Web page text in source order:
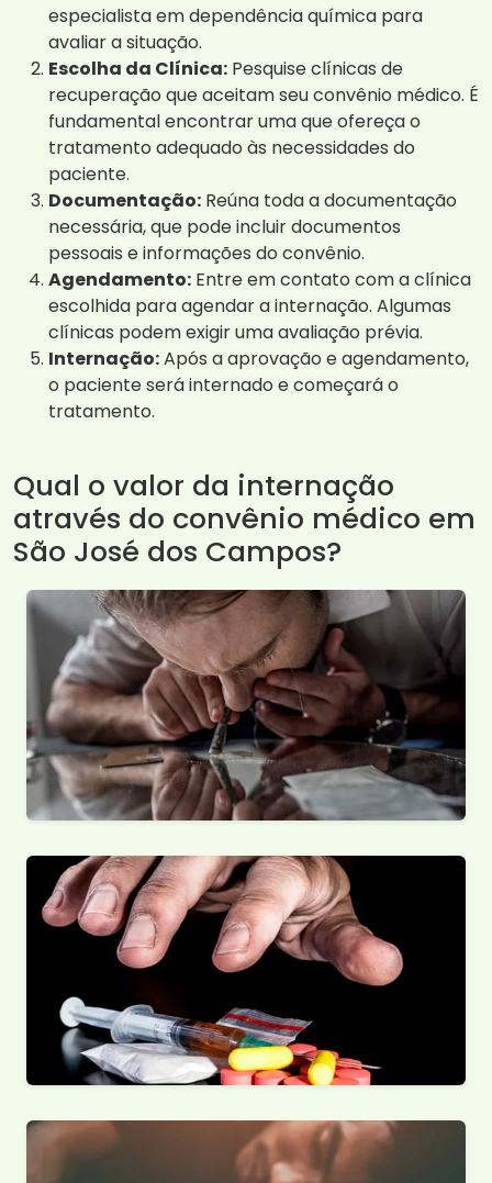
especialista em dependência química para
avaliar a situação.
Escolha da Clínica: Pesquise clínicas de
recuperação que aceitam seu convênio médico. É
fundamental encontrar uma que ofereça o
tratamento adequado às necessidades do
paciente.
Documentação: Reúna toda a documentação
necessária, que pode incluir documentos
pessoais e informações do convênio.
Agendamento: Entre em contato com a clínica
escolhida para agendar a internação. Algumas
clínicas podem exigir uma avaliação prévia.
Internação:Após a aprovação e agendamento,
o paciente será internado e começará o
tratamento.
Qual o valor da internação
através do convênio médico em
São José dos Campos?